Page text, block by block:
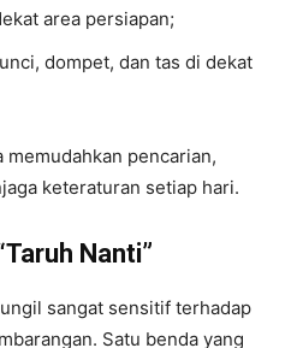
area persiapan;
dompet, dan tas di dekat
pencarian,
keteraturan setiap hari.
Nanti”
sangat sensitif terhadap
Satu benda yang